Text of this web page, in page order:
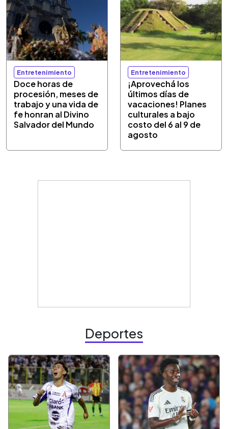
Entretenimiento
Doce horas de
procesión, meses de
trabajo y una vida de
fe honran al Divino
Salvador del Mundo
Entretenimiento
¡Aprovechá los
últimos días de
vacaciones! Planes
culturales a bajo
costo del 6 al 9 de
agosto
Deportes